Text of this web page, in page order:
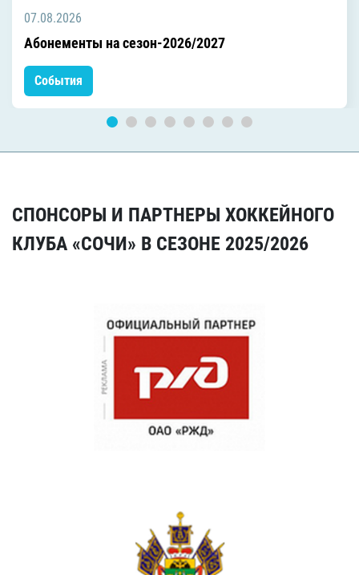
07.08.2026
Абонементы на сезон-2026/2027
События
СПОНСОРЫ И ПАРТНЕРЫ ХОККЕЙНОГО
КЛУБА «СОЧИ» В СЕЗОНЕ 2025/2026